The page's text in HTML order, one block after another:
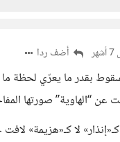
أضف ردا
بقدر ما يعرّي لحظة ما
“الهاوية” صورتها
لا كـ«هزيمة»